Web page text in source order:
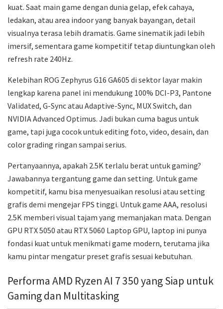
kuat. Saat main game dengan dunia gelap, efek cahaya,
ledakan, atau area indoor yang banyak bayangan, detail
visualnya terasa lebih dramatis. Game sinematik jadi lebih
imersif, sementara game kompetitif tetap diuntungkan oleh
refresh rate 240Hz.
Kelebihan ROG Zephyrus G16 GA605 di sektor layar makin
lengkap karena panel ini mendukung 100% DCI-P3, Pantone
Validated, G-Sync atau Adaptive-Sync, MUX Switch, dan
NVIDIA Advanced Optimus. Jadi bukan cuma bagus untuk
game, tapi juga cocok untuk editing foto, video, desain, dan
color grading ringan sampai serius.
Pertanyaannya, apakah 2.5K terlalu berat untuk gaming?
Jawabannya tergantung game dan setting. Untuk game
kompetitif, kamu bisa menyesuaikan resolusi atau setting
grafis demi mengejar FPS tinggi. Untuk game AAA, resolusi
2.5K memberi visual tajam yang memanjakan mata. Dengan
GPU RTX 5050 atau RTX 5060 Laptop GPU, laptop ini punya
fondasi kuat untuk menikmati game modern, terutama jika
kamu pintar mengatur preset grafis sesuai kebutuhan.
Performa AMD Ryzen AI 7 350 yang Siap untuk
Gaming dan Multitasking